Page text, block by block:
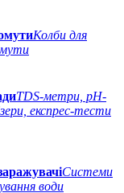
Колби для
TDS-метри, рН-
експрес-тести
Системи
води